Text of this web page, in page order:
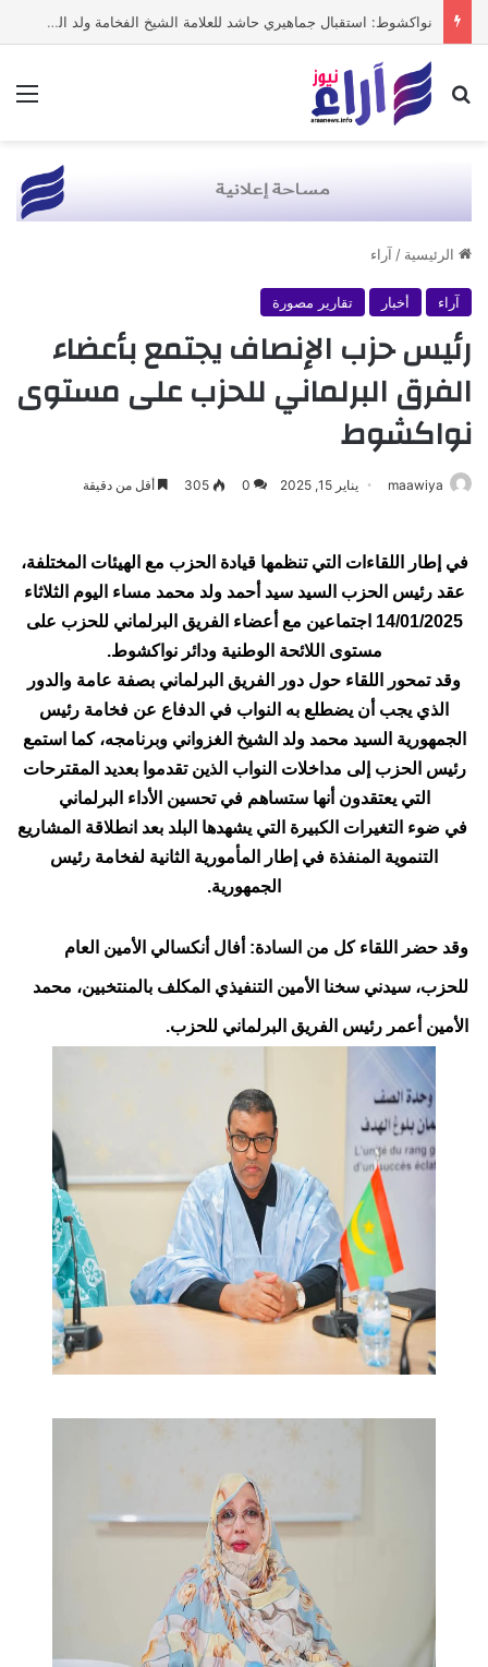
نواكشوط: استقبال جماهيري حاشد للعلامة الشيخ الفخامة ولد الشيخ سيديا
بحث عن
الرئيسية / آراء
آراء أخبار تقارير مصورة
رئيس حزب الإنصاف يجتمع بأعضاء
الفرق البرلماني للحزب على مستوى
نواكشوط
maawiya يناير 15, 2025 0
305 أقل من دقيقة
في إطار اللقاءات التي تنظمها قيادة الحزب مع الهيئات المختلفة،
عقد رئيس الحزب السيد سيد أحمد ولد محمد مساء اليوم الثلاثاء
14/01/2025 اجتماعين مع أعضاء الفريق البرلماني للحزب على
مستوى اللائحة الوطنية ودائر نواكشوط.
وقد تمحور اللقاء حول دور الفريق البرلماني بصفة عامة والدور
الذي يجب أن يضطلع به النواب في الدفاع عن فخامة رئيس
الجمهورية السيد محمد ولد الشيخ الغزواني وبرنامجه، كما استمع
رئيس الحزب إلى مداخلات النواب الذين تقدموا بعديد المقترحات
التي يعتقدون أنها ستساهم في تحسين الأداء البرلماني
في ضوء التغيرات الكبيرة التي يشهدها البلد بعد انطلاقة المشاريع
التنموية المنفذة في إطار المأمورية الثانية لفخامة رئيس
الجمهورية.
وقد حضر اللقاء كل من السادة: أفال أنكسالي الأمين العام
للحزب، سيدني سخنا الأمين التنفيذي المكلف بالمنتخبين، محمد
الأمين أعمر رئيس الفريق البرلماني للحزب.